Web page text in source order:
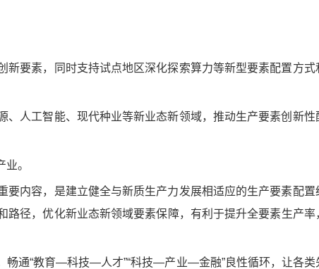
要素，同时支持试点地区深化探索算力等新型要素配置方式
人工智能、现代种业等新业态新领域，推动生产要素创新性
。
内容，是建立健全与新质生产力发展相适应的生产要素配置
径，优化新业态新领域要素保障，有利于提升全要素生产率
畅通“教育—科技—人才”“科技—产业—金融”良性循环，让各类